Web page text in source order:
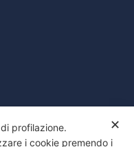
✕
profilazione.
i cookie premendo i